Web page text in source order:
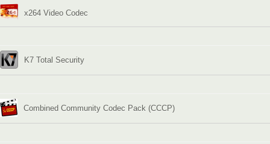
x264 Video Codec
K7 Total Security
Combined Community Codec Pack (CCCP)